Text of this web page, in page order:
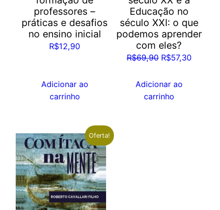
professores –
práticas e desafios
no ensino inicial
R$12,90
Adicionar ao
carrinho
Educação no
século XXI: o que
podemos aprender
com eles?
R$69,90 O
original
era:
R$57,30O
Adicionar ao
carrinho
Oferta!